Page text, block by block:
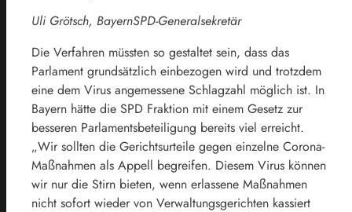
Uli Grötsch, BayernSPD-Generalsekretär
Die Verfahren müssten so gestaltet sein, dass das
Parlament grundsätzlich einbezogen wird und trotzdem
eine dem Virus angemessene Schlagzahl möglich ist. In
Bayern hätte die SPD Fraktion mit einem Gesetz zur
besseren Parlamentsbeteiligung bereits viel erreicht.
„Wir sollten die Gerichtsurteile gegen einzelne Corona-
Maßnahmen als Appell begreifen. Diesem Virus können
wir nur die Stirn bieten, wenn erlassene Maßnahmen
nicht sofort wieder von Verwaltungsgerichten kassiert